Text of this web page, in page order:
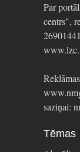
Par
centrs",
saziņai:
Tēmas